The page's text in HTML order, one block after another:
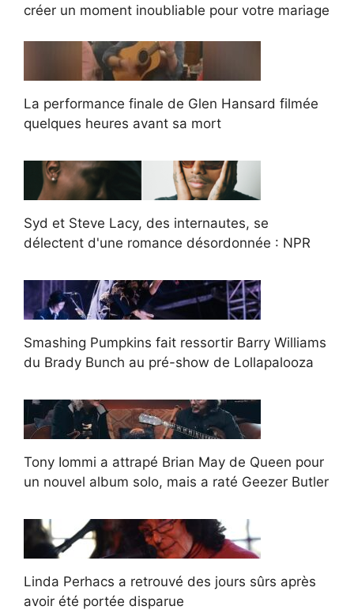
créer un moment inoubliable pour votre mariage
La performance finale de Glen Hansard filmée
quelques heures avant sa mort
Syd et Steve Lacy, des internautes, se
délectent d'une romance désordonnée : NPR
Smashing Pumpkins fait ressortir Barry Williams
du Brady Bunch au pré-show de Lollapalooza
Tony Iommi a attrapé Brian May de Queen pour
un nouvel album solo, mais a raté Geezer Butler
Linda Perhacs a retrouvé des jours sûrs après
avoir été portée disparue